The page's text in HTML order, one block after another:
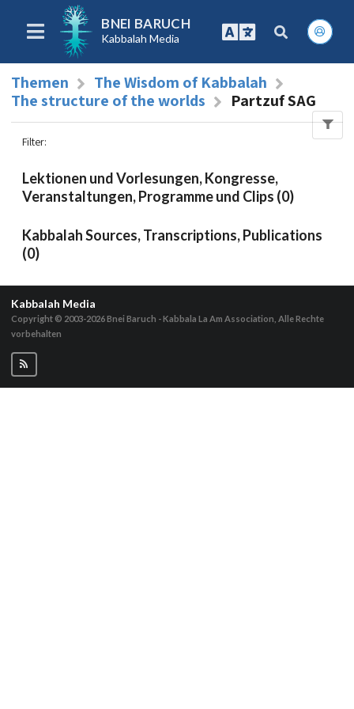
BNEI BARUCH
Kabbalah Media
Themen
The Wisdom of Kabbalah
The structure of the worlds
Partzuf SAG
Filter:
Lektionen und Vorlesungen, Kongresse,
Veranstaltungen, Programme und Clips (0)
Kabbalah Sources, Transcriptions, Publications
(0)
Kabbalah Media
Copyright © 2003-2026Bnei Baruch - Kabbala La Am Association, Alle Rechte
vorbehalten